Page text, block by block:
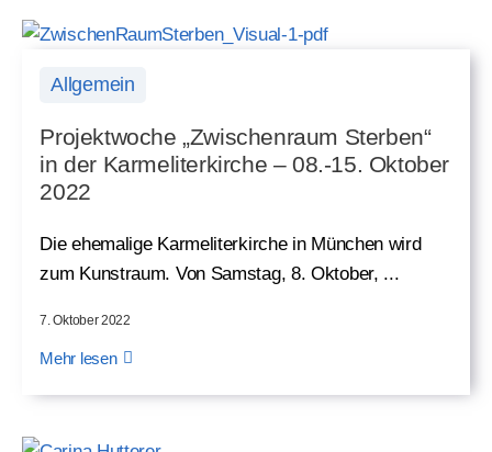
Allgemein
Projektwoche „Zwischenraum Sterben“
in der Karmeliterkirche – 08.-15. Oktober
2022
Die ehemalige Karmeliterkirche in München wird
zum Kunstraum. Von Samstag, 8. Oktober, ...
7. Oktober 2022
Mehr lesen